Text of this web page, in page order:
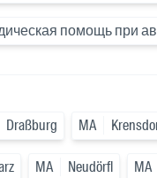
помощь при
Draßburg MA
MA Neudörfl MA